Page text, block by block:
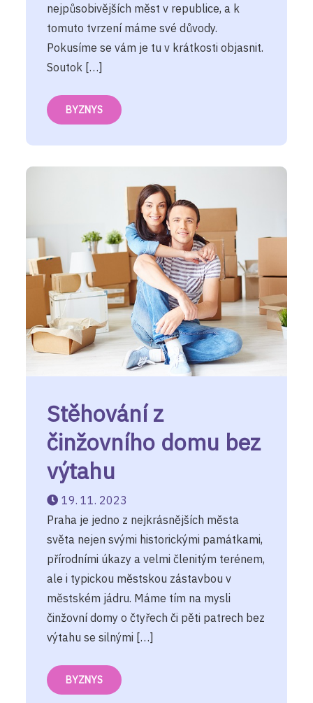
nejpůsobivějších měst v republice, a k
tomuto tvrzení máme své důvody.
Pokusíme se vám je tu v krátkosti objasnit.
Soutok […]
BYZNYS
Stěhování z
činžovního domu bez
výtahu
19. 11. 2023
Praha je jedno z nejkrásnějších města
světa nejen svými historickými památkami,
přírodními úkazy a velmi členitým terénem,
ale i typickou městskou zástavbou v
městském jádru. Máme tím na mysli
činžovní domy o čtyřech či pěti patrech bez
výtahu se silnými […]
BYZNYS